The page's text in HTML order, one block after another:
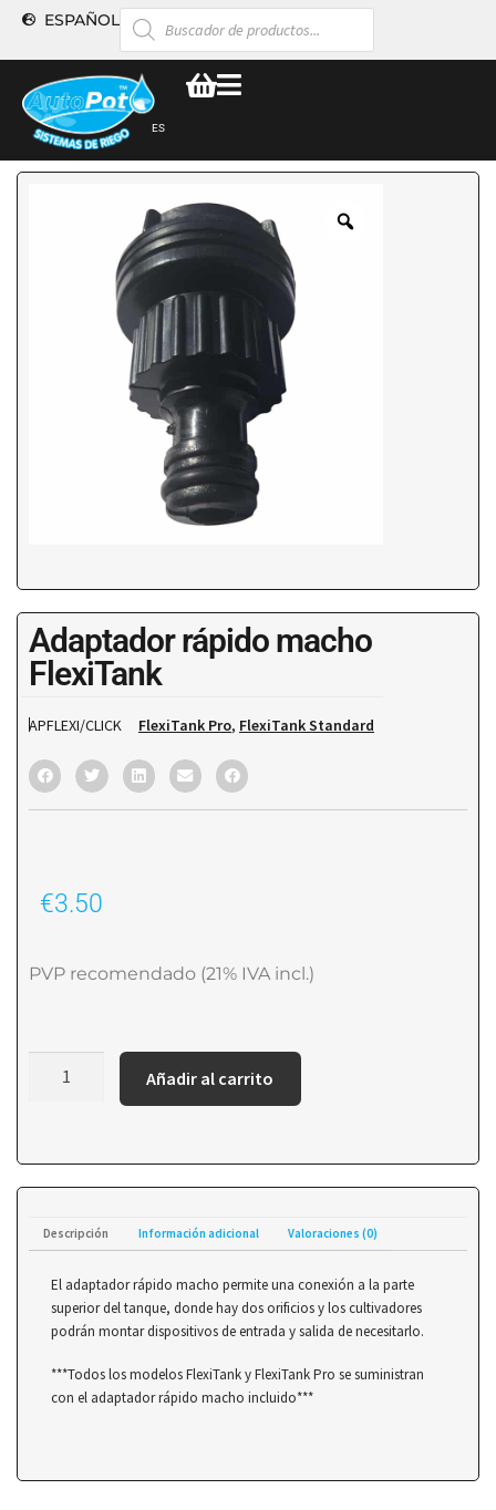
ESPAÑOL
ES
Adaptador rápido macho
FlexiTank
APFLEXI/CLICK FlexiTank Pro, FlexiTank Standard
€3.50
PVP recomendado (21% IVA incl.)
Añadir al carrito
Descripción Información adicional Valoraciones (0)
El adaptador rápido macho permite una conexión a la parte
superior del tanque, donde hay dos orificios y los cultivadores
podrán montar dispositivos de entrada y salida de necesitarlo.
***Todos los modelos FlexiTank y FlexiTank Pro se suministran
con el adaptador rápido macho incluido***